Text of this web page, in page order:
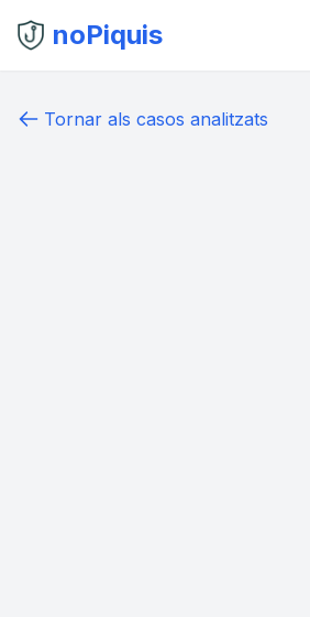
noPiquis
Tornar als casos analitzats